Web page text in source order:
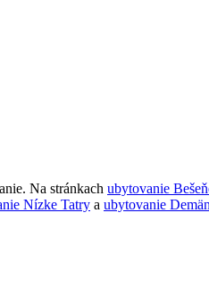
Na stránkach ubytovanie
Nízke Tatry a ubytovanie